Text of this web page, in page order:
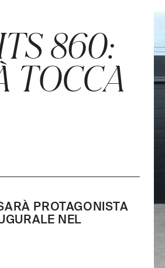
860:
TOCCA
PROTAGONISTA
NEL